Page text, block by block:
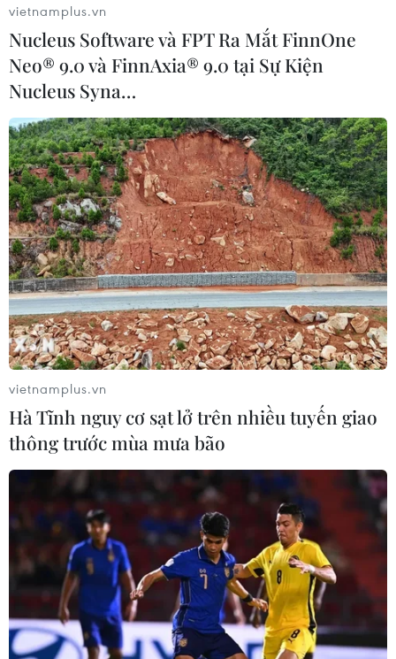
Cục Hàng không Việt Nam đã chỉ đạo các hãng hàng
không khẩn trương rà soát lại các biện pháp phòng,
chống buôn lậu, gian lận thương mại để phát hiện các
hành vi vi phạm và xử lý nghiêm minh.
Bản tin 60s: Vì sao Công an trả tự
do 4 nữ tiếp viên
23/03/2023 11:07
Bản tin ngày 23/3/2023 có những nội dung sau đây: Vụ
'xách tay' 11kg ma túy: Vì sao Công an trả tự do 4 nữ tiếp
viên?; Xét xử đường dây mua bán thận xuyên quốc
gia...
vietnamplus.vn
Nucleus Software và FPT Ra Mắt FinnOne
Neo® 9.0 và FinnAxia® 9.0 tại Sự Kiện
Nucleus Syna…
vietnamplus.vn
Hà Tĩnh nguy cơ sạt lở trên nhiều tuyến giao
thông trước mùa mưa bão